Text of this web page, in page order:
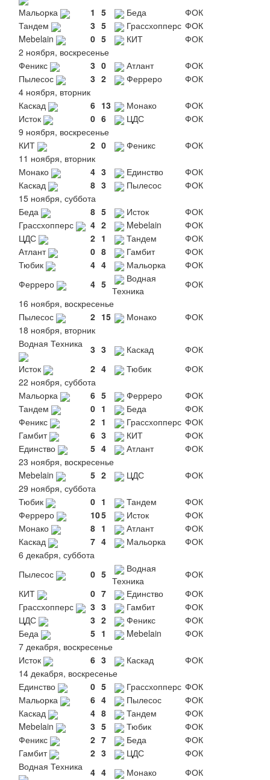
Мальорка
1 5 Беда
ФОК
Тандем
3 5 Грассхопперс ФОК
Mebelain
0 5 КИТ
ФОК
2 ноября, воскресенье
Феникс
3 0 Атлант
ФОК
Пылесос
3 2 Ферреро
ФОК
4 ноября, вторник
Каскад
6 13 Монако
ФОК
Исток
0 6 ЦДС
ФОК
9 ноября, воскресенье
КИТ
2 0 Феникс
ФОК
11 ноября, вторник
Монако
4 3 Единство
ФОК
Каскад
8 3 Пылесос
ФОК
15 ноября, суббота
Беда
8 5 Исток
ФОК
Грассхопперс
4 2 Mebelain
ФОК
ЦДС
2 1 Тандем
ФОК
Атлант
0 8 Гамбит
ФОК
Тюбик
4 4 Мальорка
ФОК
Ферреро
4 5
Водная
Техника
ФОК
16 ноября, воскресенье
Пылесос
2 15 Монако
ФОК
18 ноября, вторник
Водная Техника
3 3 Каскад
ФОК
Исток
2 4 Тюбик
ФОК
22 ноября, суббота
Мальорка
6 5 Ферреро
ФОК
Тандем
0 1 Беда
ФОК
Феникс
2 1 Грассхопперс ФОК
Гамбит
6 3 КИТ
ФОК
Единство
5 4 Атлант
ФОК
23 ноября, воскресенье
Mebelain
5 2 ЦДС
ФОК
29 ноября, суббота
Тюбик
0 1 Тандем
ФОК
Ферреро
105 Исток
ФОК
Монако
8 1 Атлант
ФОК
Каскад
7 4 Мальорка
ФОК
6 декабря, суббота
Пылесос
0 5
Водная
Техника
ФОК
КИТ
0 7 Единство
ФОК
Грассхопперс
3 3 Гамбит
ФОК
ЦДС
3 2 Феникс
ФОК
Беда
5 1 Mebelain
ФОК
7 декабря, воскресенье
Исток
6 3 Каскад
ФОК
14 декабря, воскресенье
Единство
0 5 Грассхопперс ФОК
Мальорка
6 4 Пылесос
ФОК
Каскад
4 8 Тандем
ФОК
Mebelain
3 5 Тюбик
ФОК
Феникс
2 7 Беда
ФОК
Гамбит
2 3 ЦДС
ФОК
Водная Техника
4 4 Монако ФОК